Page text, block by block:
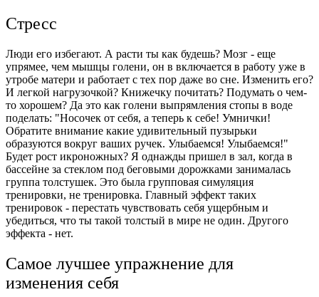
Стресс
Люди его избегают. А расти ты как будешь? Мозг - еще
упрямее, чем мышцы голени, он в включается в работу уже в
утробе матери и работает с тех пор даже во сне. Изменить его?
И легкой нагрузочкой? Книжечку почитать? Подумать о чем-
то хорошем? Да это как голени выпрямления стопы в воде
поделать: "Носочек от себя, а теперь к себе! Умнички!
Обратите внимание какие удивительный пузырьки
образуются вокруг ваших ручек. Улыбаемся! Улыбаемся!"
Будет рост икроножных? Я однажды пришел в зал, когда в
бассейне за стеклом под беговыми дорожками занималась
группа толстушек. Это была групповая симуляция
тренировки, не тренировка. Главный эффект таких
тренировок - перестать чувствовать себя ущербным и
убедиться, что ты такой толстый в мире не один. Другого
эффекта - нет.
Самое лучшее упражнение для
изменения себя